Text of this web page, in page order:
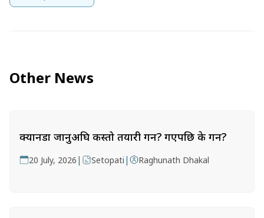
Other News
क्यानडा जानुअघि कस्तो तयारी गर्ने? गएपछि के गर्ने?
20 July, 2026 | Setopati | Raghunath Dhakal